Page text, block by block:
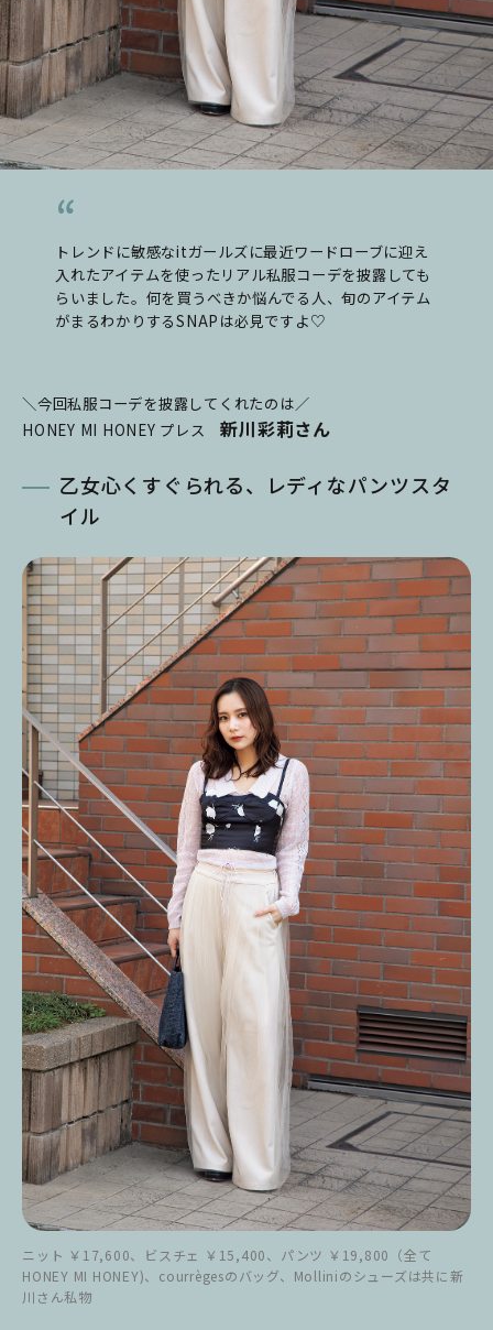
トレンドに敏感なitガールズに最近ワードローブに迎え
入れたアイテムを使ったリアル私服コーデを披露しても
らいました。何を買うべきか悩んでる人、旬のアイテム
がまるわかりするSNAPは必見ですよ♡
＼今回私服コーデを披露してくれたのは／
HONEY MI HONEY プレス新川彩莉さん
乙女心くすぐられる、レディなパンツスタ
イル
ニット ￥17,600、ビスチェ ￥15,400、パンツ ￥19,800（全て
HONEY MI HONEY)、courrègesのバッグ、Molliniのシューズは共に新
川さん私物